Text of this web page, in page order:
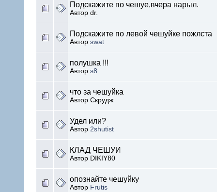
Подскажите по чешуе,вчера нарыл.
Автор dr.
Подскажите по левой чешуйке пожлста
Автор swat
полушка !!!
Автор s8
что за чешуйка
Автор Скрудж
Удел или?
Автор 2shutist
КЛАД ЧЕШУИ
Автор DIKIY80
опознайте чешуйку
Автор Frutis